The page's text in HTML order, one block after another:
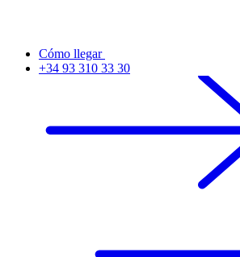
Cómo llegar
+34 93 310 33 30